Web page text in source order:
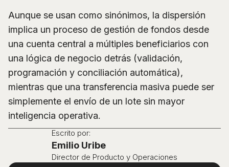
Aunque se usan como sinónimos, la dispersión
implica un proceso de gestión de fondos desde
una cuenta central a múltiples beneficiarios con
una lógica de negocio detrás (validación,
programación y conciliación automática),
mientras que una transferencia masiva puede ser
simplemente el envío de un lote sin mayor
inteligencia operativa.
Escrito por:
Emilio Uribe
Director de Producto y Operaciones